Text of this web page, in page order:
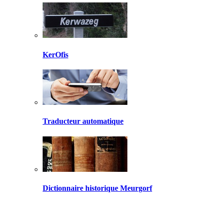
KerOfis
Traducteur automatique
Dictionnaire historique Meurgorf